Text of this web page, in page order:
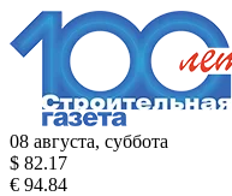
08 августа, суббота
$ 82.17
€ 94.84